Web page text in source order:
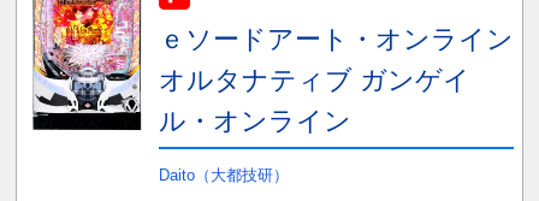
ｅソードアート・オンライン
オルタナティブ ガンゲイ
ル・オンライン
Daito（大都技研）